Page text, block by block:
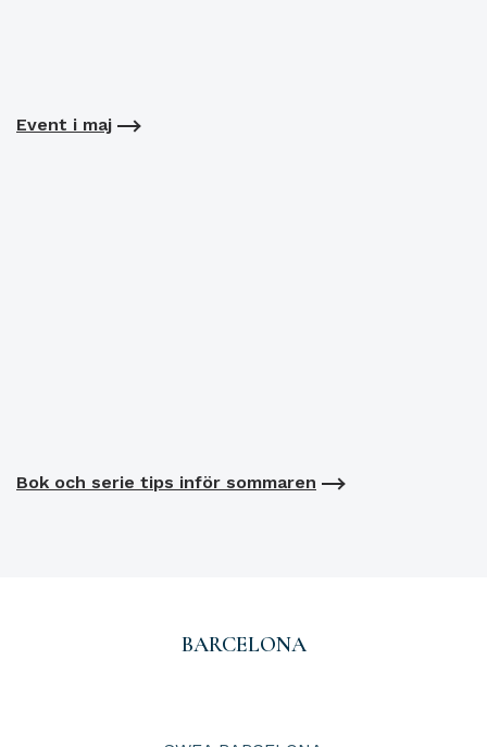
Event i maj
Bok och serie tips inför sommaren
BARCELONA